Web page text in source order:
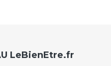
LeBienEtre.fr